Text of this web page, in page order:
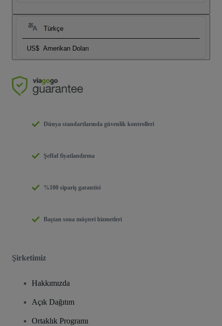
Türkçe
US$ Amerikan Doları
Dünya standartlarında güvenlik kontrolleri
Şeffaf fiyatlandırma
%100 sipariş garantisi
Baştan sona müşteri hizmetleri
Şirketimiz
Hakkımızda
Açık Dağıtım
Ortaklık Programı